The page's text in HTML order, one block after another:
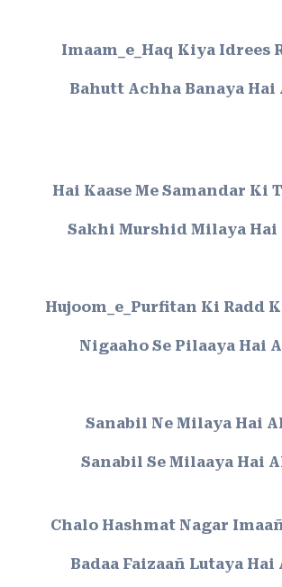
Imaam_e_Haq Kiya Idrees
Bahutt Achha Banaya Hai
Hai Kaase Me Samandar Ki
Sakhi Murshid Milaya Hai
Hujoom_e_Purfitan Ki Radd
Nigaaho Se Pilaaya Hai
Sanabil Ne Milaya Hai
Sanabil Se Milaaya Hai
Chalo Hashmat Nagar
Badaa Faizaañ Lutaya Hai